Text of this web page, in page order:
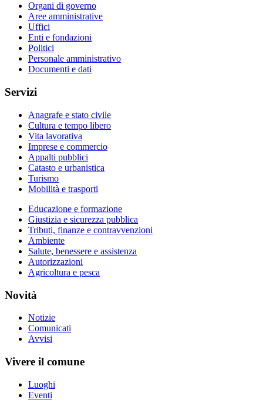
Organi di governo
Aree amministrative
Uffici
Enti e fondazioni
Politici
Personale amministrativo
Documenti e dati
Servizi
Anagrafe e stato civile
Cultura e tempo libero
Vita lavorativa
Imprese e commercio
Appalti pubblici
Catasto e urbanistica
Turismo
Mobilità e trasporti
Educazione e formazione
Giustizia e sicurezza pubblica
Tributi, finanze e contravvenzioni
Ambiente
Salute, benessere e assistenza
Autorizzazioni
Agricoltura e pesca
Novità
Notizie
Comunicati
Avvisi
Vivere il comune
Luoghi
Eventi